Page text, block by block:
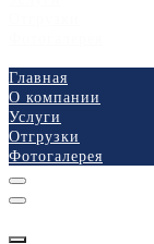
Главная
О компании
Услуги
Отгрузки
Фотогалерея